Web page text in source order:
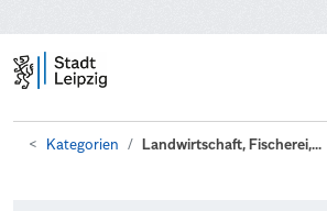
Kategorien Landwirtschaft, Fischerei,...